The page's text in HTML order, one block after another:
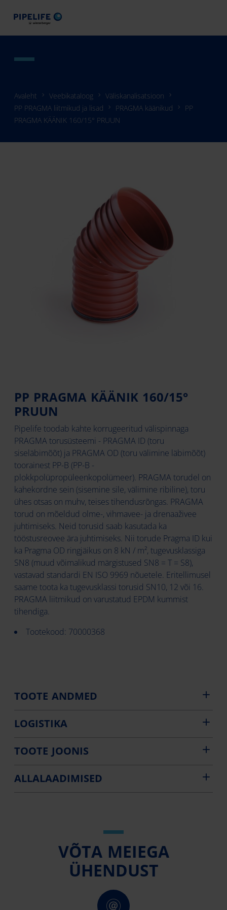
Avaleht Veebikataloog
Väliskanalisatsioon
PP PRAGMA liitmikud ja lisad
PRAGMA käänikud
PP
PRAGMA KÄÄNIK 160/15° PRUUN
PP PRAGMA KÄÄNIK 160/15°
PRUUN
Pipelife toodab kahte korrugeeritud välispinnaga
PRAGMA torusüsteemi - PRAGMA ID (toru
siseläbimõõt) ja PRAGMA OD (toru välimine läbimõõt)
toorainest PP-B (PP-B -
plokkpolüpropüleenkopolümeer). PRAGMA torudel on
kahekordne sein (sisemine sile, välimine ribiline), toru
ühes otsas on muhv, teises tihendusrõngas. PRAGMA
torud on mõeldud olme-, vihmavee- ja drenaaživee
juhtimiseks. Neid torusid saab kasutada ka
tööstusreovee ära juhtimiseks. Nii torude Pragma ID kui
ka Pragma OD ringjäikus on 8 kN / m², tugevusklassiga
SN8 (muud võimalikud märgistused SN8 = T = S8),
vastavad standardi EN ISO 9969 nõuetele. Eritellimusel
saame toota ka tugevusklassi torusid SN10, 12 või 16.
PRAGMA liitmikud on varustatud EPDM kummist
tihendiga.
Tootekood: 70000368
TOOTE ANDMED
LOGISTIKA
TOOTE JOONIS
ALLALAADIMISED
VÕTA MEIEGA
ÜHENDUST